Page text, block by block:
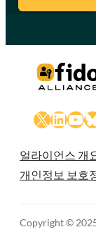
X
얼라이언스 개
개인정보 보호
Copyright ©